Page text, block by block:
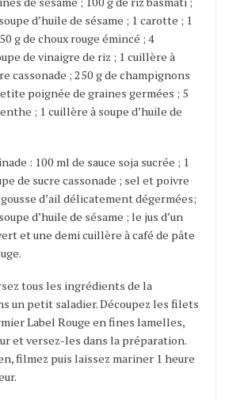
d’huile de sésame ; 1 carotte ; 1
g de choux rouge émincé ; 4
de vinaigre de riz ; 1 cuillère à
cassonade ; 250 g de champignons
poignée de graines germées ; 5
; 1 cuillère à soupe d’huile de
: 100 ml de sauce soja sucrée ; 1
de sucre cassonade ; sel et poivre
d’ail délicatement dégermées;
d’huile de sésame ; le jus d’un
et une demi cuillère à café de pâte
tous les ingrédients de la
un petit saladier. Découpez les filets
Label Rouge en fines lamelles,
et versez-les dans la préparation.
filmez puis laissez mariner 1 heure